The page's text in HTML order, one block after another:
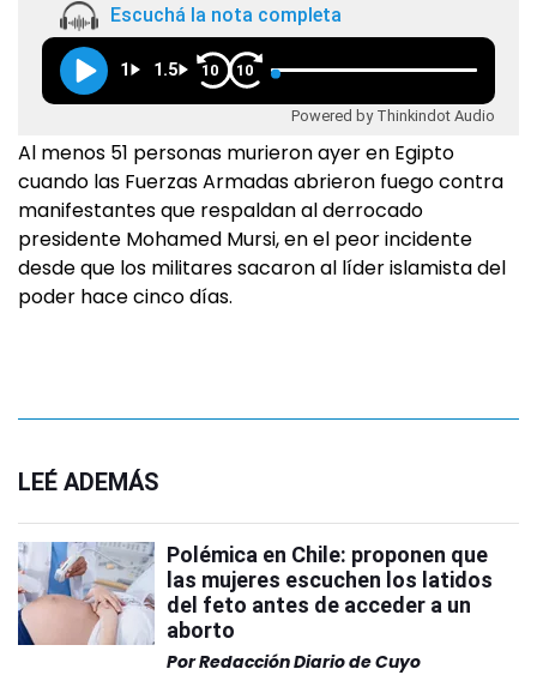
Escuchá la nota completa
1 1.5 10 10
Powered by Thinkindot Audio
Al menos 51 personas murieron ayer en Egipto
cuando las Fuerzas Armadas abrieron fuego contra
manifestantes que respaldan al derrocado
presidente Mohamed Mursi, en el peor incidente
desde que los militares sacaron al líder islamista del
poder hace cinco días.
LEÉ ADEMÁS
Polémica en Chile: proponen que
las mujeres escuchen los latidos
del feto antes de acceder a un
aborto
PorRedacción Diario de Cuyo